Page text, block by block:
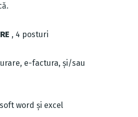
, 4 posturi
e-factura, și/sau
word și excel